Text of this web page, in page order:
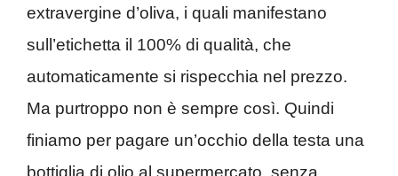
extravergine d’oliva, i quali manifestano
sull’etichetta il 100% di qualità, che
automaticamente si rispecchia nel prezzo.
Ma purtroppo non è sempre così. Quindi
finiamo per pagare un’occhio della testa una
bottiglia di olio al supermercato, senza